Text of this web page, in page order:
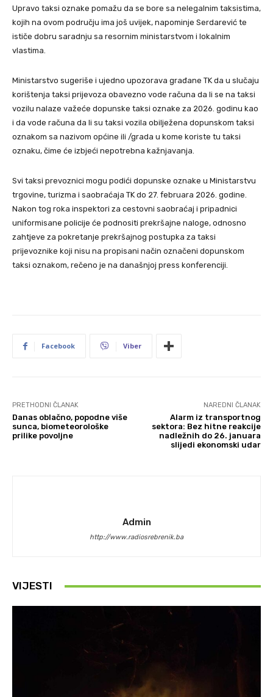
Upravo taksi oznake pomažu da se bore sa nelegalnim taksistima,
kojih na ovom području ima još uvijek, napominje Serdarević te
ističe dobru saradnju sa resornim ministarstvom i lokalnim
vlastima.
Ministarstvo sugeriše i ujedno upozorava građane TK da u slučaju
korištenja taksi prijevoza obavezno vode računa da li se na taksi
vozilu nalaze važeće dopunske taksi oznake za 2026. godinu kao
i da vode računa da li su taksi vozila obilježena dopunskom taksi
oznakom sa nazivom općine ili /grada u kome koriste tu taksi
oznaku, čime će izbjeći nepotrebna kažnjavanja.
Svi taksi prevoznici mogu podići dopunske oznake u Ministarstvu
trgovine, turizma i saobraćaja TK do 27. februara 2026. godine.
Nakon tog roka inspektori za cestovni saobraćaj i pripadnici
uniformisane policije će podnositi prekršajne naloge, odnosno
zahtjeve za pokretanje prekršajnog postupka za taksi
prijevoznike koji nisu na propisani način označeni dopunskom
taksi oznakom, rečeno je na današnjoj press konferenciji.
Facebook Viber
PRETHODNI ČLANAK
Danas oblačno, popodne više
sunca, biometeorološke
prilike povoljne
NAREDNI ČLANAK
Alarm iz transportnog
sektora: Bez hitne reakcije
nadležnih do 26. januara
slijedi ekonomski udar
Admin
http://www.radiosrebrenik.ba
VIJESTI